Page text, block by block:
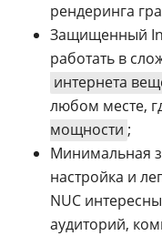
рендеринга
Защищенный
работать в
интернета
любом месте,
мощности ;
Минимальная
настройка и
NUC
аудиторий,